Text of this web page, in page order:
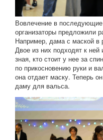
Вовлечение в
организаторы предложили
Например, дама с маской в
Двое из них подходят к
зная, кто стоит у нее за
по прикосновению руки и
она отдает маску. Теперь
даму для вальса.